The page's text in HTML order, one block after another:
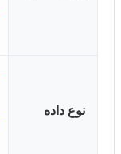
نوع داده